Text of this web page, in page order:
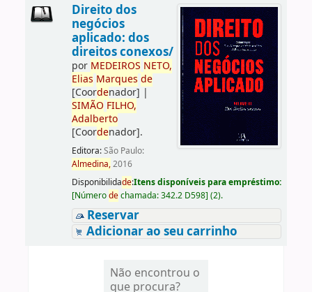
Direito dos
negócios
aplicado: dos
direitos conexos/
por MEDEIROS NETO,
Elias Marques de
[Coordenador] |
SIMÃO FILHO,
Adalberto
[Coordenador].
Editora:São Paulo:
Almedina,2016
Disponibilidade:Itens disponíveis para empréstimo:
[Númerodechamada:342.2 D598] (2).
Reservar
Adicionar ao seu carrinho
Não encontrou o
que procura?